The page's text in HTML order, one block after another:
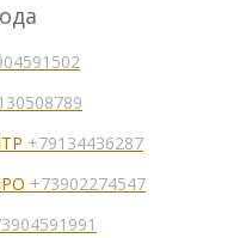
+79134436287
+73902274547